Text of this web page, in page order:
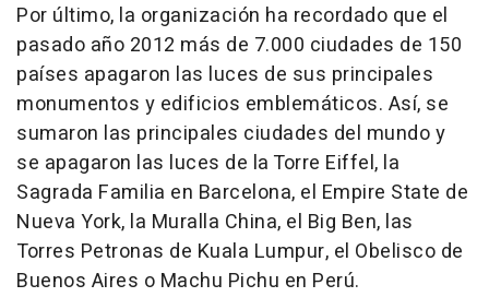
Por último, la organización ha recordado que el
pasado año 2012 más de 7.000 ciudades de 150
países apagaron las luces de sus principales
monumentos y edificios emblemáticos. Así, se
sumaron las principales ciudades del mundo y
se apagaron las luces de la Torre Eiffel, la
Sagrada Familia en Barcelona, el Empire State de
Nueva York, la Muralla China, el Big Ben, las
Torres Petronas de Kuala Lumpur, el Obelisco de
Buenos Aires o Machu Pichu en Perú.